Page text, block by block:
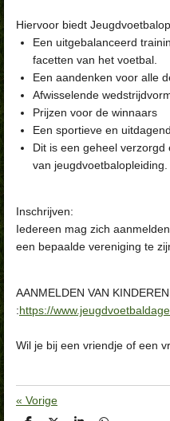
Hiervoor biedt
Een uitgebalanceerd
facetten van het voetbal.
Een aandenken voor alle
Afwisselende
Prijzen voor de winnaars
Een sportieve en
Dit is een geheel
van jeugdvoetbalopleiding.
Inschrijven:
Iedereen mag zich
een bepaalde vereniging te
AANMELDEN VAN
:https://
Wil je bij een vriendje of een
« Vorige